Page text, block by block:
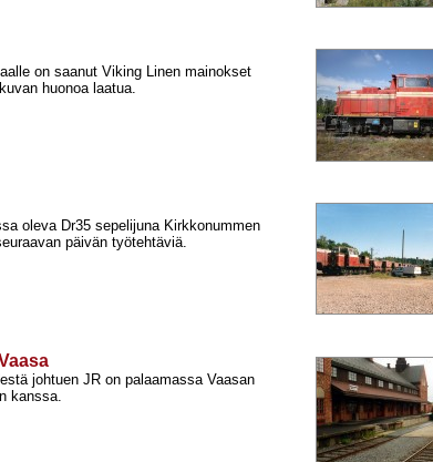
on saanut Viking Linen mainokset
huonoa laatua.
oleva Dr35 sepelijuna Kirkkonummen
päivän työtehtäviä.
johtuen JR on palaamassa Vaasan
kanssa.